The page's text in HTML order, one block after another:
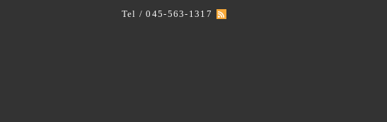
Tel / 045-563-1317